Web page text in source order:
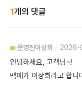
1개의 댓글
운영진이상희 2026-
안녕하세요, 고객님~!
백메가 이상희라고 합니